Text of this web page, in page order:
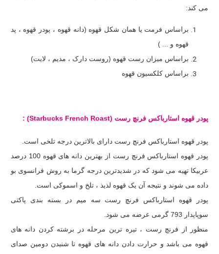
می کند:
براساس فرمت یا همان شکل قهوه (دانه قهوه ، پودر قهوه ، پد
قهوه و ... )
براساس میزان رست قهوه (روست دارک ، مدیم ، لایت)
براساس کلکسیون قهوه
پودر قهوه استارباکس فرنچ رست (Starbucks French Roast)
:
پودر قهوه استارباکس فرنچ رست دارای بالاترین درجه تلخی است.
پودر قهوه استارباکس فرنچ رست از بهترین دانه های قهوه 100 درصد
عربیکا تهیه می شود که در شدیدترین درجه گرما به روش فرانسوی بو
داده می شوند و نتیجه آن یک قهوه لذیذ ، تلخ و اسموکی است.
پودر قهوه استارباکس فرنچ رست سه میم در بسته بندی پاکتی
سوپاپدار 793 گرمی عرضه می شود.
منظور از فرنچ رست ، تیره ترین مرحله در برشته کردن دانه های
قهوه می باشد و حرارت دادن دانه های قهوه تا شنیدن دومین صدای